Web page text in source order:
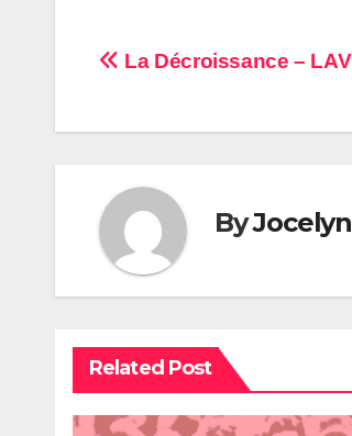
Navigation
La Décroissance –
By
Related Post